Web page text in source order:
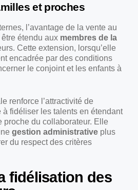
et proches
l’avantage de la vente au
étendu aux membres de la
Cette extension, lorsqu’elle
encadrée par des conditions
le conjoint et les enfants à
renforce l’attractivité de
à fidéliser les talents en étendant
proche du collaborateur. Elle
gestion administrative plus
du respect des critères
fidélisation des